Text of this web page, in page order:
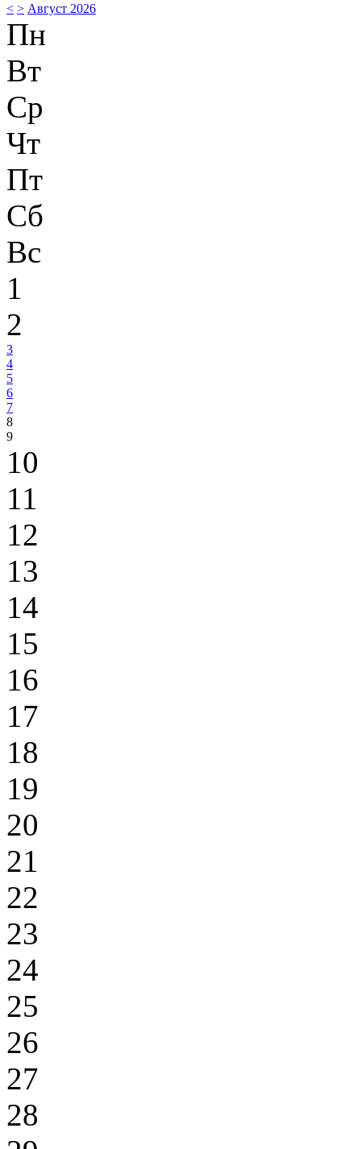
< > Август 2026
Пн
Вт
Ср
Чт
Пт
Сб
Вс
1
2
3
4
5
6
7
8
9
10
11
12
13
14
15
16
17
18
19
20
21
22
23
24
25
26
27
28